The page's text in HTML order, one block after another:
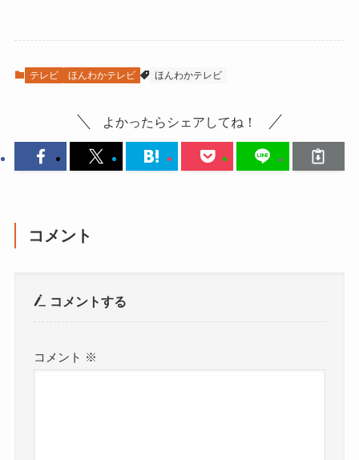
テレビ ほんわかテレビ ほんわかテレビ
よかったらシェアしてね！
コメント
コメントする
コメント ※